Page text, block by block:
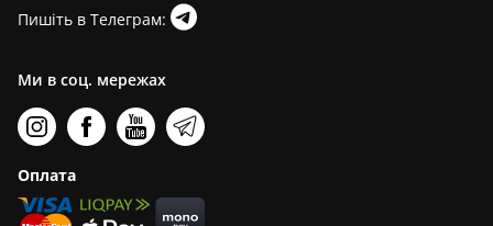
Пишіть в Телеграм:
Ми в соц. мережах
Оплата